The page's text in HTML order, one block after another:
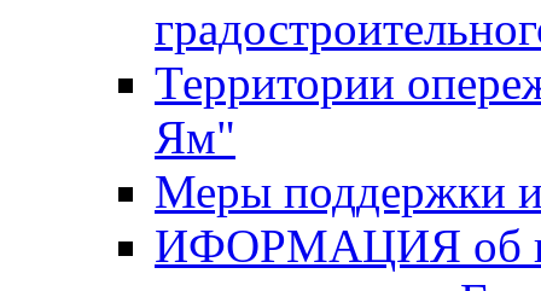
Территории
Ям"
Меры поддержки
ИФОРМАЦИЯ об